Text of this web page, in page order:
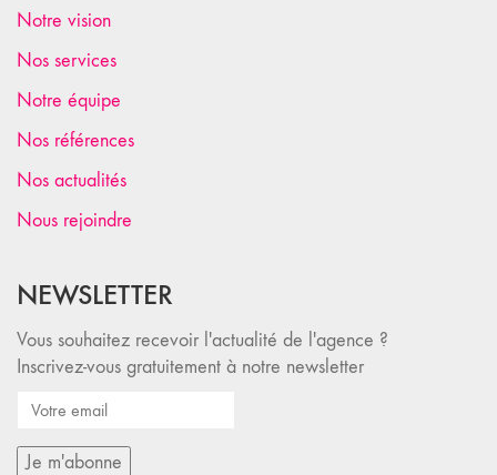
Notre vision
Nos services
Notre équipe
Nos références
Nos actualités
Nous rejoindre
NEWSLETTER
Vous souhaitez recevoir l'actualité de l'agence ?
Inscrivez-vous gratuitement à notre newsletter